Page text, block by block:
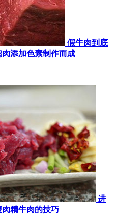
假牛肉到底
添加色素制作而成
进
精牛肉的技巧